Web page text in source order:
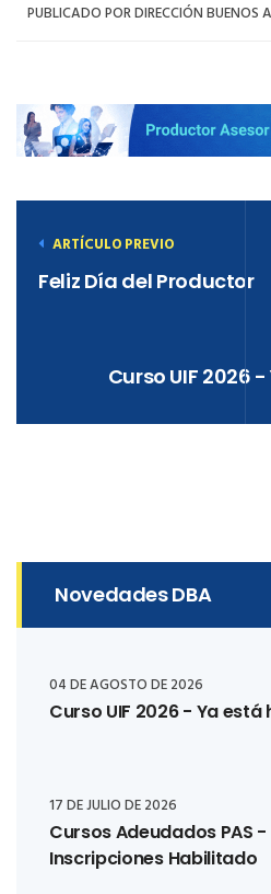
PUBLICADO POR DIRECCIÓN BUENOS
ARTÍCULO PREVIO
Feliz Día del Productor
Curso UIF 2026
Novedades DBA
04 DE AGOSTO DE 2026
Curso UIF 2026 - Ya
17 DE JULIO DE 2026
Cursos Adeudados PAS
Inscripciones Habilitado